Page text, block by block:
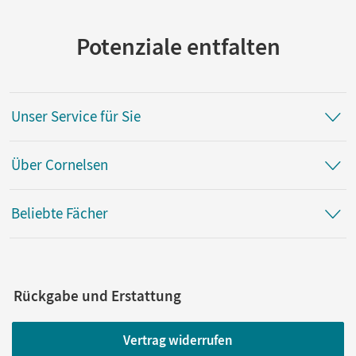
Potenziale entfalten
Unser Service für Sie
Über Cornelsen
Beliebte Fächer
Rückgabe und Erstattung
Vertrag widerrufen